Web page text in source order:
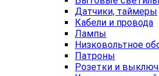
Датчики, таймеры
Кабели и провода
Лампы
Низковольтное
Патроны
Розетки и